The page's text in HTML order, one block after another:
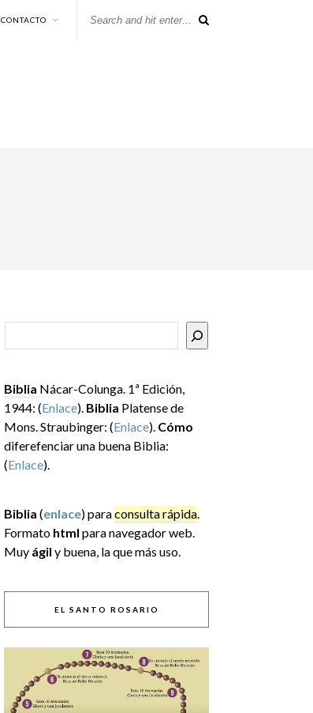
CONTACTO
Biblia Nácar-Colunga. 1ª Edición,
1944: (Enlace). Biblia Platense de
Mons. Straubinger: (Enlace). Cómo
diferefenciar una buena Biblia:
(Enlace).
Biblia (enlace) paraconsulta rápida.
Formato html para navegador web.
Muy ágil y buena, la que más uso.
EL SANTO ROSARIO